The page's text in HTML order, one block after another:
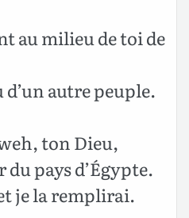
au milieu de toi de
d’un autre peuple.
ton Dieu,
pays d’Égypte.
je la remplirai.